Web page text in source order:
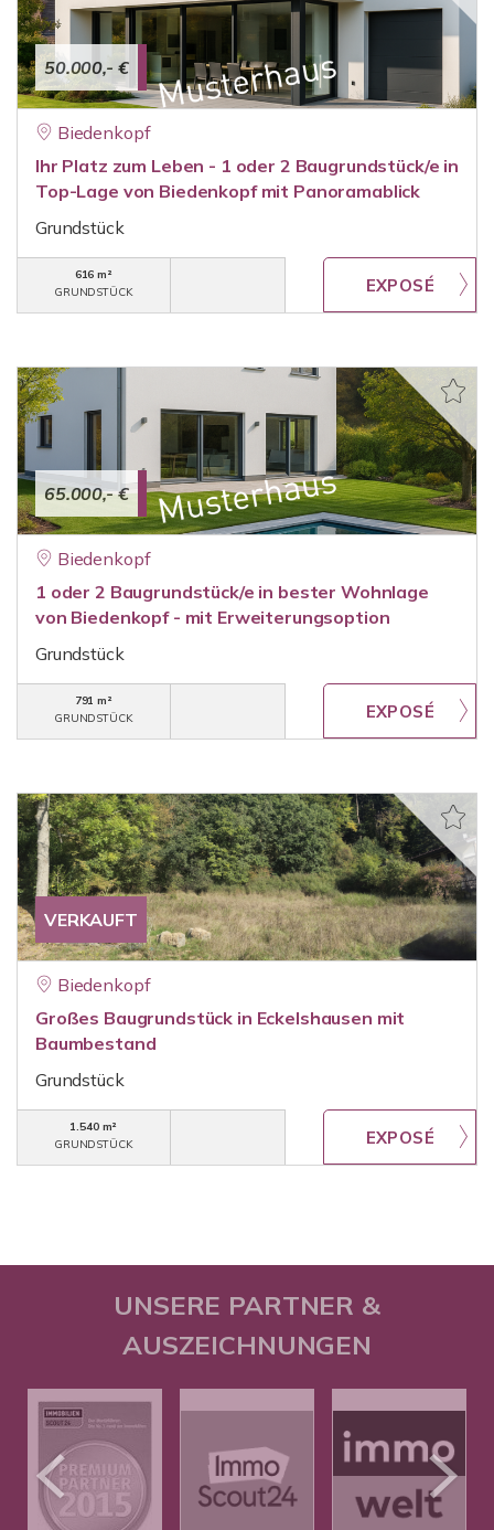
50.000,- €
Biedenkopf
Ihr Platz zum Leben - 1 oder 2 Baugrundstück/e in
Top-Lage von Biedenkopf mit Panoramablick
Grundstück
616 m²
GRUNDSTÜCK
65.000,- €
Biedenkopf
1 oder 2 Baugrundstück/e in bester Wohnlage
von Biedenkopf - mit Erweiterungsoption
Grundstück
791 m²
GRUNDSTÜCK
VERKAUFT
Biedenkopf
Großes Baugrundstück in Eckelshausen mit
Baumbestand
Grundstück
1.540 m²
GRUNDSTÜCK
UNSERE PARTNER &
AUSZEICHNUNGEN